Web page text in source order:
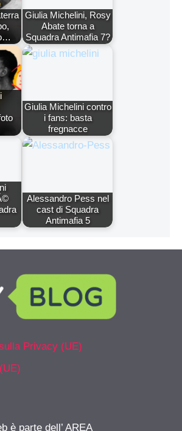
Giulia Michelini, Rosy
Abate torna a
Squadra Antimafia 7?
Giulia Michelini contro
i fans: basta
fregnacce
Alessandro Pess nel
cast di Squadra
Antimafia 5
Privacy (UE)
è parte dell’ AREA